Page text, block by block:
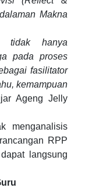
Makna
tidak hanya
pada proses
fasilitator
kemampuan
Ageng Jelly
menganalisis
RPP
langsung